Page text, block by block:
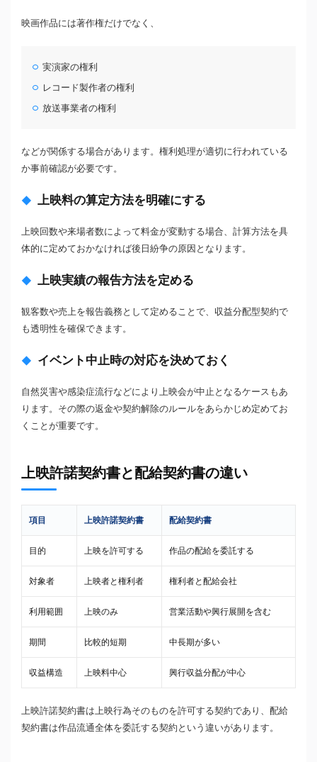
映画作品には著作権だけでなく、
実演家の権利
レコード製作者の権利
放送事業者の権利
などが関係する場合があります。権利処理が適切に行われている
か事前確認が必要です。
上映料の算定方法を明確にする
上映回数や来場者数によって料金が変動する場合、計算方法を具
体的に定めておかなければ後日紛争の原因となります。
上映実績の報告方法を定める
観客数や売上を報告義務として定めることで、収益分配型契約で
も透明性を確保できます。
イベント中止時の対応を決めておく
自然災害や感染症流行などにより上映会が中止となるケースもあ
ります。その際の返金や契約解除のルールをあらかじめ定めてお
くことが重要です。
上映許諾契約書と配給契約書の違い
項目 上映許諾契約書 配給契約書
目的 上映を許可する 作品の配給を委託する
対象者 上映者と権利者 権利者と配給会社
利用範囲 上映のみ 営業活動や興行展開を含む
期間 比較的短期 中長期が多い
収益構造 上映料中心 興行収益分配が中心
上映許諾契約書は上映行為そのものを許可する契約であり、配給
契約書は作品流通全体を委託する契約という違いがあります。